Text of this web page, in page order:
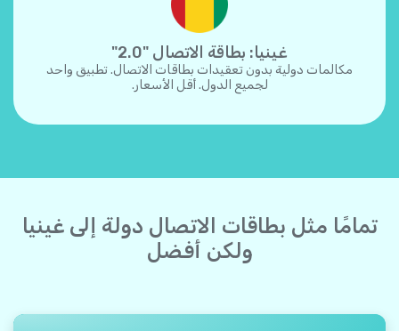
غينيا: بطاقة الاتصال "2.0"
مكالمات دولية بدون تعقيدات بطاقات الاتصال. تطبيق واحد
لجميع الدول. أقل الأسعار.
تمامًا مثل بطاقات الاتصال دولة إلى غينيا
ولكن أفضل